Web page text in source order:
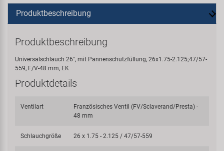
Produktbeschreibung
Produktbeschreibung
Universalschlauch 26", mit Pannenschutzfüllung, 26x1.75-2.125;47/57-
559, F/V-48 mm, EK
Produktdetails
Ventilart
Französisches Ventil (FV/Sclaverand/Presta) -
48 mm
Schlauchgröße 26 x 1.75 - 2.125 / 47/57-559